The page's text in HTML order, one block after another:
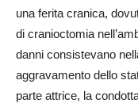
una ferita cranica,
di cranioctomia
danni consistevano
aggravamento dello
parte attrice, la